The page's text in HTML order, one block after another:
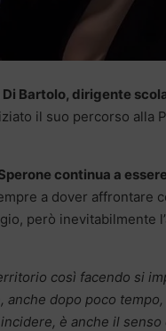
Bartolo, dirigente
il suo percorso alla
continua a
a dover affrontare
però inevitabilmente
così facendo si
dopo poco
è anche il